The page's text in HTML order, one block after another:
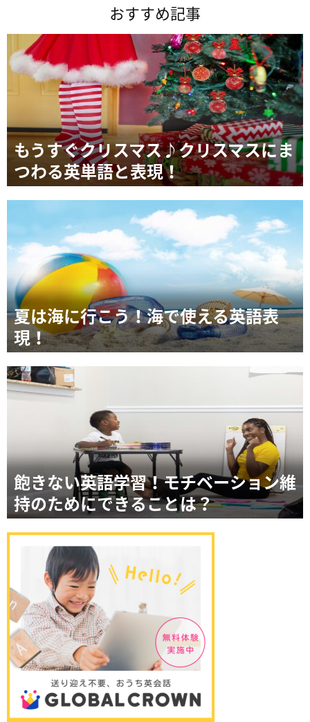
おすすめ記事
もうすぐクリスマス♪クリスマスにま
つわる英単語と表現！
夏は海に行こう！海で使える英語表
現！
飽きない英語学習！モチベーション維
持のためにできることは？